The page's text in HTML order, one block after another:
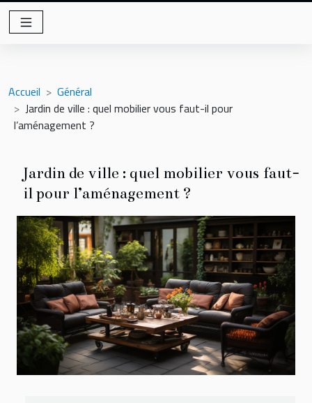
Accueil
Général
Jardin de ville : quel mobilier vous faut-il pour
l’aménagement ?
Jardin de ville : quel mobilier vous faut-
il pour l’aménagement ?